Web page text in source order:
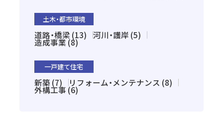
土木・都市環境
道路・橋梁 (13) 河川・護岸 (5)
造成事業 (8)
一戸建て住宅
新築 (7) リフォーム・メンテナンス (8)
外構工事 (6)